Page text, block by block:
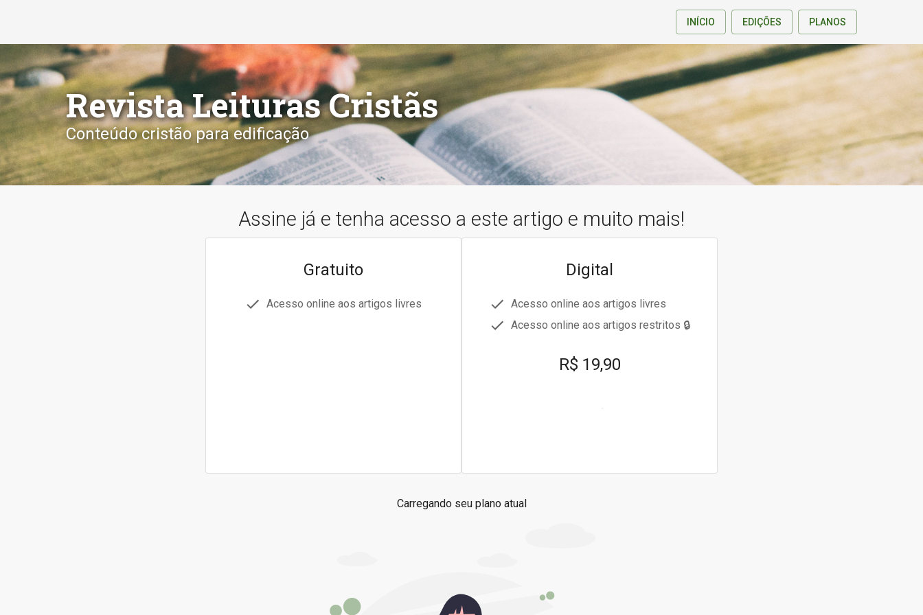
INÍCIO EDIÇÕES PLANOS
Revista Leituras Cristãs
Conteúdo cristão para edificação
Assine já e tenha acesso a este artigo e muito mais!
Gratuito
Acesso online aos artigos livres
Digital
Acesso online aos artigos livres
Acesso online aos artigos restritos 🔒
R$ 19,90
Carregando seu plano atual